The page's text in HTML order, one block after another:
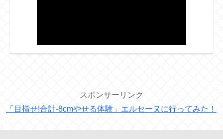
スポンサーリンク
「目指せ!合計-8cmやせる体験」エルセーヌに行ってみた！